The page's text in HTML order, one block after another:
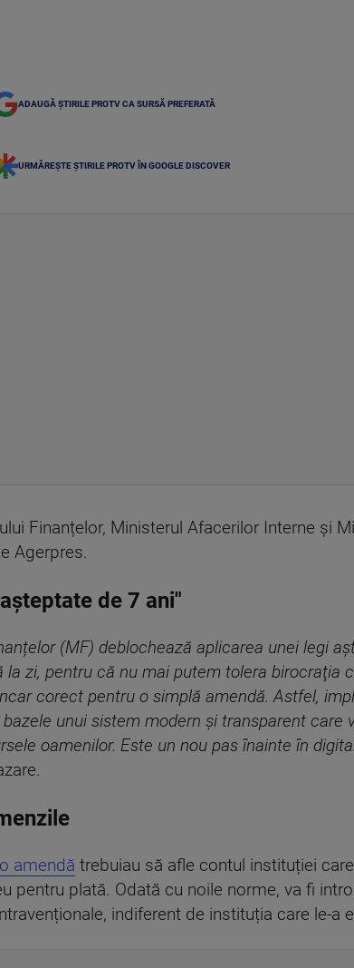
ADAUGĂ ȘTIRILE PROTV CA SURSĂ PREFERATĂ
URMĂREȘTE ȘTIRILE PROTV ÎN GOOGLE DISCOVER
Finanțelor, Ministerul Afacerilor Interne și
Agerpres.
de 7 ani"
(MF) deblochează aplicarea unei legi
zi, pentru că nu mai putem tolera birocraţia
corect pentru o simplă amendă. Astfel,
unui sistem modern şi transparent care
oamenilor. Este un nou pas înainte în
amendă trebuiau să afle contul instituției
pentru plată. Odată cu noile norme, va fi
indiferent de instituția care le-a